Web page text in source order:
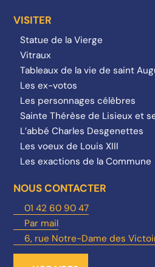
VISITER
Statue de la Vierge
Vitraux
Tableaux de la vie de saint
Les ex-votos
Les personnages célèbres
Sainte Thérèse de Lisieux et
L’abbé Charles Desgenettes
Les voeux de Louis XIII
Les exactions de la Commune
NOUS CONTACTER
01 42 60 90 47
Par mail
6, rue Notre-Dame des